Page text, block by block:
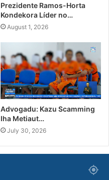
Prezidente Ramos-Horta
Kondekora Líder no…
August 1, 2026
Advogadu: Kazu Scamming
Iha Metiaut…
July 30, 2026